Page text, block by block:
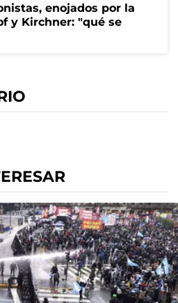
enojados por la
y Kirchner: "qué se